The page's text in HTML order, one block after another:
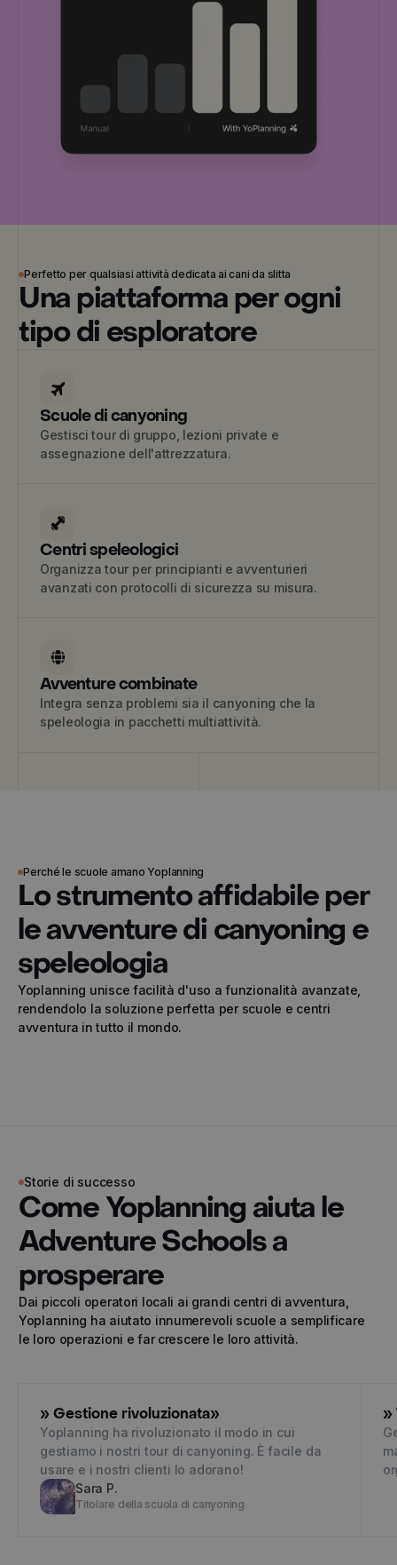
Perfetto per qualsiasi attività dedicata ai cani da slitta
Una piattaforma per ogni
tipo di esploratore
Scuole di canyoning
Gestisci tour di gruppo, lezioni private e
assegnazione dell'attrezzatura.
Centri speleologici
Organizza tour per principianti e avventurieri
avanzati con protocolli di sicurezza su misura.
Avventure combinate
Integra senza problemi sia il canyoning che la
speleologia in pacchetti multiattività.
Perché le scuole amano Yoplanning
Lo strumento affidabile per
le avventure di canyoning e
speleologia
Yoplanning unisce facilità d'uso a funzionalità avanzate,
rendendolo la soluzione perfetta per scuole e centri
avventura in tutto il mondo.
Storie di successo
Come Yoplanning aiuta le
Adventure Schools a
prosperare
Dai piccoli operatori locali ai grandi centri di avventura,
Yoplanning ha aiutato innumerevoli scuole a semplificare
le loro operazioni e far crescere le loro attività.
» Gestione rivoluzionata»
Yoplanning ha rivoluzionato il modo in cui
gestiamo i nostri tour di canyoning. È facile da
usare e i nostri clienti lo adorano!
Sara P.
Titolare della scuola di canyoning
»